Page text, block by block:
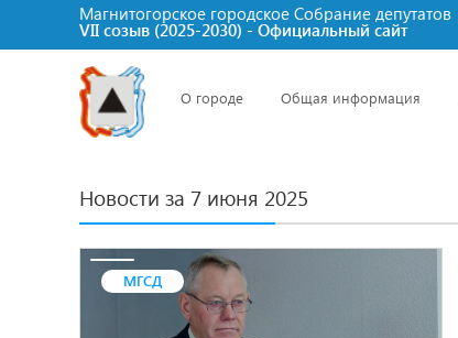
Магнитогорское городское Cобрание депутатов
VII созыв (2025-2030) - Официальный сайт
О городе Общая информация
Новости за 7 июня 2025
МГСД